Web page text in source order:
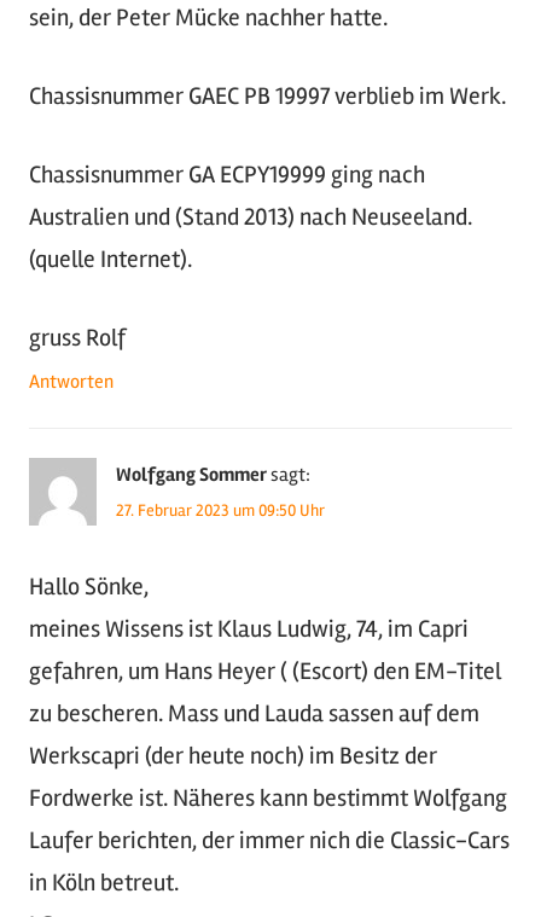
sein, der Peter Mücke nachher hatte.
Chassisnummer GAEC PB 19997 verblieb im Werk.
Chassisnummer GA ECPY19999 ging nach
Australien und (Stand 2013) nach Neuseeland.
(quelle Internet).
gruss Rolf
Antworten
Wolfgang Sommersagt:
27. Februar 2023 um 09:50 Uhr
Hallo Sönke,
meines Wissens ist Klaus Ludwig, 74, im Capri
gefahren, um Hans Heyer ( (Escort) den EM-Titel
zu bescheren. Mass und Lauda sassen auf dem
Werkscapri (der heute noch) im Besitz der
Fordwerke ist. Näheres kann bestimmt Wolfgang
Laufer berichten, der immer nich die Classic-Cars
in Köln betreut.